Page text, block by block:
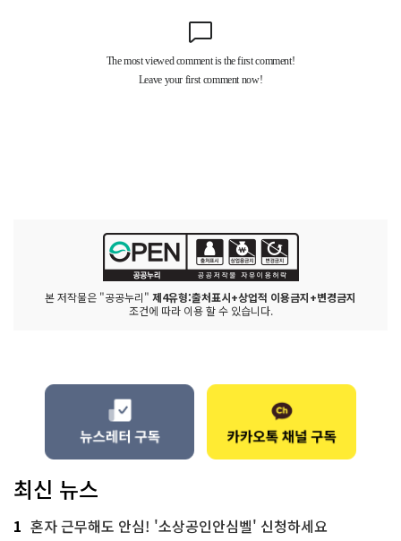
본 저작물은 "공공누리" 제4유형:출처표시+상업적 이용금지+변경금지
조건에 따라 이용 할 수 있습니다.
최신 뉴스
1 혼자 근무해도 안심! '소상공인안심벨' 신청하세요